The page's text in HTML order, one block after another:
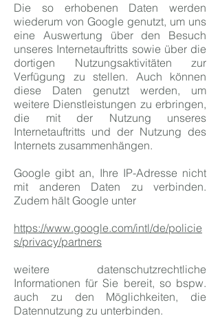
Die so erhobenen Daten werden
wiederum von Google genutzt, um uns
eine Auswertung über den Besuch
unseres Internetauftritts sowie über die
dortigen Nutzungsaktivitäten zur
Verfügung zu stellen. Auch können
diese Daten genutzt werden, um
weitere Dienstleistungen zu erbringen,
die mit der Nutzung unseres
Internetauftritts und der Nutzung des
Internets zusammenhängen.
Google gibt an, Ihre IP-Adresse nicht
mit anderen Daten zu verbinden.
Zudem hält Google unter
https://www.google.com/intl/de/policie
s/privacy/partners
weitere datenschutzrechtliche
Informationen für Sie bereit, so bspw.
auch zu den Möglichkeiten, die
Datennutzung zu unterbinden.